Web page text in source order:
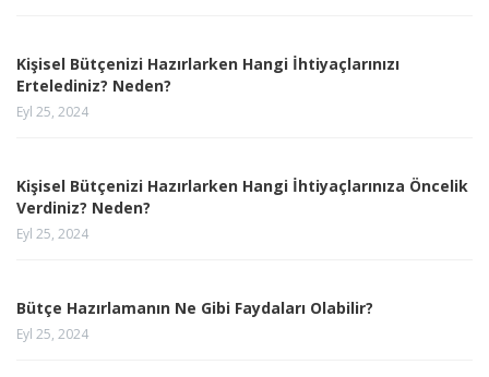
Kişisel Bütçenizi Hazırlarken Hangi İhtiyaçlarınızı
Ertelediniz? Neden?
Eyl 25, 2024
Kişisel Bütçenizi Hazırlarken Hangi İhtiyaçlarınıza Öncelik
Verdiniz? Neden?
Eyl 25, 2024
Bütçe Hazırlamanın Ne Gibi Faydaları Olabilir?
Eyl 25, 2024